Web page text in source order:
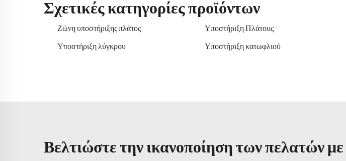
Σχετικές κατηγορίες προϊόντων
Ζώνη υποστήριξης πλάτος Υποστήριξη Πλάτους
Υποστήριξη λύγκρου Υποστήριξη κατωφλιού
Βελτιώστε την ικανοποίηση των πελατών με